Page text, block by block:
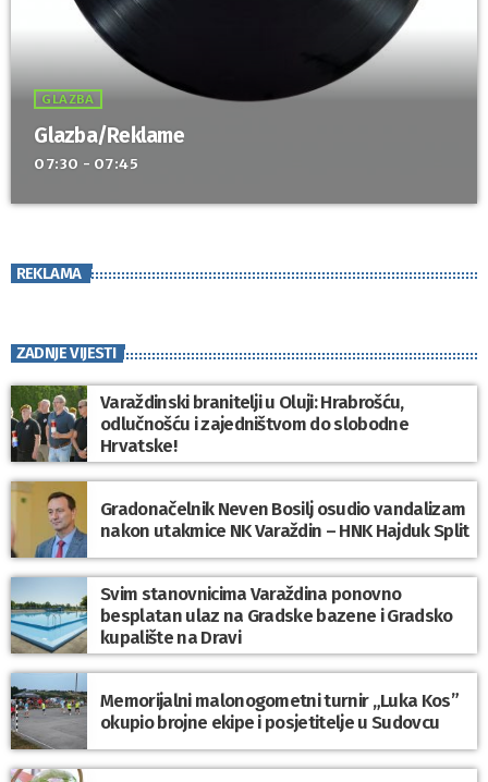
GLAZBA
Glazba/Reklame
07:30 - 07:45
REKLAMA
ZADNJE VIJESTI
Varaždinski branitelji u Oluji: Hrabrošću,
odlučnošću i zajedništvom do slobodne
Hrvatske!
Gradonačelnik Neven Bosilj osudio vandalizam
nakon utakmice NK Varaždin – HNK Hajduk Split
Svim stanovnicima Varaždina ponovno
besplatan ulaz na Gradske bazene i Gradsko
kupalište na Dravi
Memorijalni malonogometni turnir „Luka Kos”
okupio brojne ekipe i posjetitelje u Sudovcu